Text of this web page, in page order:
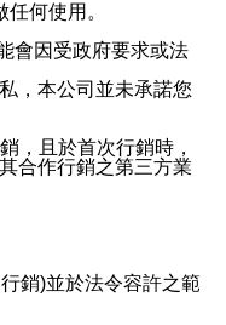
何使用。
會因受政府要求或法
，本公司並未承諾您
，且於首次行銷時，
合作行銷之第三方業
銷)並於法令容許之範